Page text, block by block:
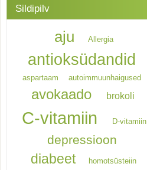
Sildipilv
aju Allergia
antioksüdandid
aspartaam autoimmuunhaigused
avokaado brokoli
C-vitamiin D-vitamiin
depressioon
diabeet homotsüsteiin